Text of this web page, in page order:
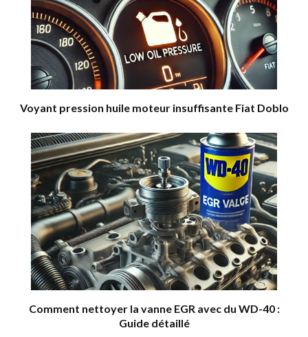
Voyant pression huile moteur insuffisante Fiat Doblo
Comment nettoyer la vanne EGR avec du WD-40 :
Guide détaillé